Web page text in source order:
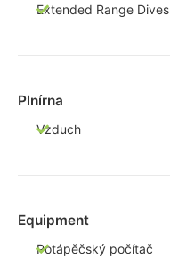
Extended Range Dives
Plnírna
Vzduch
Equipment
Potápěčský počítač